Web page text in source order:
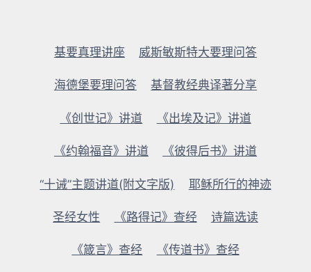
基要真理讲座 威斯敏斯特大要理问答
海德堡要理问答 基督教经典译著分享
《创世记》讲道 《出埃及记》讲道
《约翰福音》讲道 《彼得后书》讲道
“十诫”主题讲道(附文字版) 耶稣所行的神迹
圣经女性 《路得记》查经 诗篇选读
《箴言》查经 《传道书》查经